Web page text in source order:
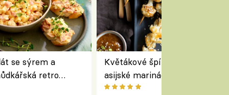
se sýrem a
retro
Květákové špízy se sezamem
asijské marinádě –
chuťovka z grilu